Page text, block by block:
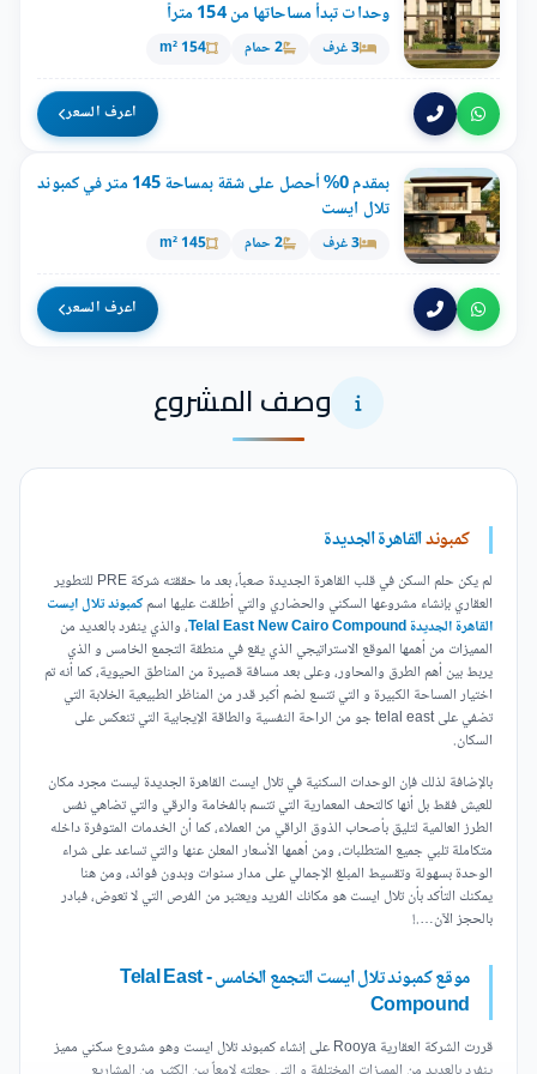
وحدات تبدأ مساحاتها من 154 متراً
3 غرف 2 حمام 154 m²
اعرف السعر
بمقدم 0% أحصل على شقة بمساحة 145 متر في كمبوند
تلال ايست
3 غرف 2 حمام 145 m²
اعرف السعر
وصف المشروع
كمبوندالقاهرة الجديدة
لم يكن حلم السكن في قلب القاهرة الجديدة صعباً، بعد ما حققته شركة PRE للتطوير
العقاري بإنشاء مشروعها السكني والحضاري والتي أطلقت عليها اسمكمبوند تلال ايست
القاهرة الجديدة Telal East New Cairo Compound
، والذي ينفرد بالعديد من
المميزات من أهمها الموقع الاستراتيجي الذي يقع في منطقة التجمع الخامس و الذي
يربط بين أهم الطرق والمحاور، وعلى بعد مسافة قصيرة من المناطق الحيوية، كما أنه تم
اختيار المساحة الكبيرة و التي تتسع لضم أكبر قدر من المناظر الطبيعية الخلابة التي
تضفي على telal east جو من الراحة النفسية والطاقة الإيجابية التي تنعكس على
السكان.
بالإضافة لذلك فإن الوحدات السكنية في تلال ايست القاهرة الجديدة ليست مجرد مكان
للعيش فقط بل أنها كالتحف المعمارية التي تتسم بالفخامة والرقي والتي تضاهي نفس
الطرز العالمية لتليق بأصحاب الذوق الراقي من العملاء، كما أن الخدمات المتوفرة داخله
متكاملة تلبي جميع المتطلبات، ومن أهمها الأسعار المعلن عنها والتي تساعد على شراء
الوحدة بسهولة وتقسيط المبلغ الإجمالي على مدار سنوات وبدون فوائد، ومن هنا
يمكنك التأكد بأن تلال ايست هو مكانك الفريد ويعتبر من الفرص التي لا تعوض، فبادر
بالحجز الآن….!
موقع كمبوند تلال ايست التجمع الخامس - Telal East
Compound
قررت الشركة العقارية Rooya على إنشاء كمبوند تلال ايست وهو مشروع سكني مميز